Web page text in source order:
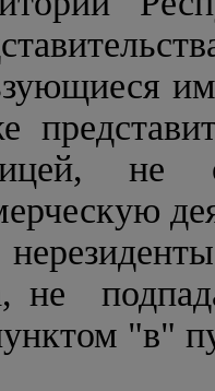
не
не
"в"